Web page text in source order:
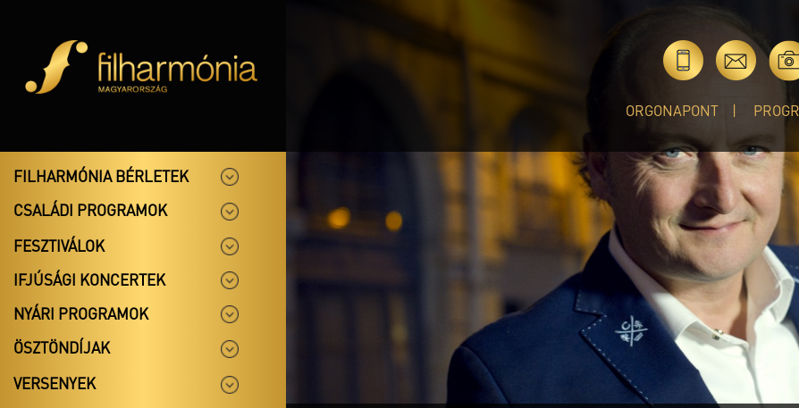
ORGONAPONT
FILHARMÓNIA BÉRLETEK
CSALÁDI PROGRAMOK
FESZTIVÁLOK
IFJÚSÁGI KONCERTEK
NYÁRI PROGRAMOK
ÖSZTÖNDÍJAK
VERSENYEK